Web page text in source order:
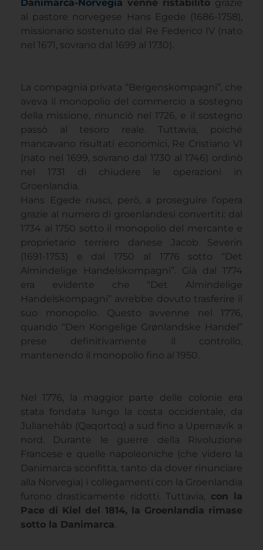
Danimarca-Norvegia venne ristabilito grazie
al pastore norvegese Hans Egede (1686-1758),
missionario sostenuto dal Re Federico IV (nato
nel 1671, sovrano dal 1699 al 1730).
La compagnia privata “Bergenskompagni”, che
aveva il monopolio del commercio a sostegno
della missione, rinunciò nel 1726, e il sostegno
passò al tesoro reale. Tuttavia, poiché
mancavano risultati economici, Re Cristiano VI
(nato nel 1699, sovrano dal 1730 al 1746) ordinò
nel 1731 di chiudere le operazioni in
Groenlandia.
Hans Egede riuscì, però, a proseguire l’opera
grazie al numero di groenlandesi convertiti: dal
1734 al 1750 sotto il monopolio del mercante e
proprietario terriero danese Jacob Severin
(1691-1753) e dal 1750 al 1776 sotto “Det
Almindelige Handelskompagni”. Già dal 1774
era evidente che “Det Almindelige
Handelskompagni” avrebbe dovuto trasferire il
suo monopolio. Questo avvenne nel 1776,
quando “Den Kongelige Grønlandske Handel”
prese definitivamente il controllo,
mantenendo il monopolio fino al 1950.
Nel 1776, la maggior parte delle colonie era
stata fondata lungo la costa occidentale, da
Julianehåb (Qaqortoq) a sud fino a Upernavik a
nord. Durante le guerre della Rivoluzione
Francese e quelle napoleoniche (che videro la
Danimarca sconfitta, tanto da dover rinunciare
alla Norvegia) i collegamenti con la Groenlandia
furono drasticamente ridotti. Tuttavia, con la
Pace di Kiel del 1814, la Groenlandia rimase
sotto la Danimarca.